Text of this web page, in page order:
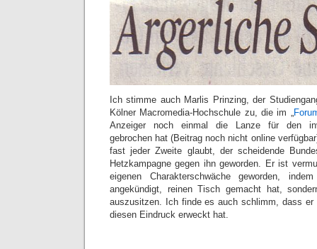
Ich stimme auch Marlis Prinzing, der
Kölner Macromedia-Hochschule zu, die im „
Anzeiger noch einmal die Lanze für den
gebrochen hat (Beitrag noch nicht online
fast jeder Zweite glaubt, der scheidende
Hetzkampagne gegen ihn geworden. Er ist
eigenen Charakterschwäche geworden,
angekündigt, reinen Tisch gemacht hat,
auszusitzen. Ich finde es auch schlimm, dass
diesen Eindruck erweckt hat.